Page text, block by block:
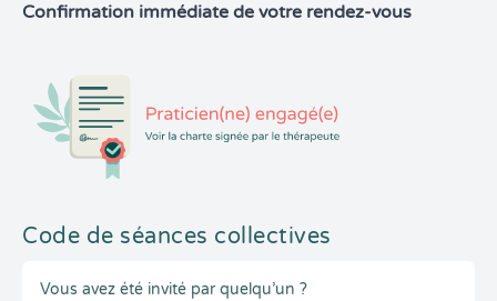
Confirmation immédiate de votre rendez-vous
Code de séances collectives
Vous avez été invité par quelqu’un ?